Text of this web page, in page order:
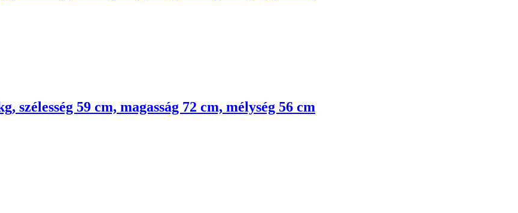
szélesség 59 cm, magasság 72 cm, mélység 56 cm